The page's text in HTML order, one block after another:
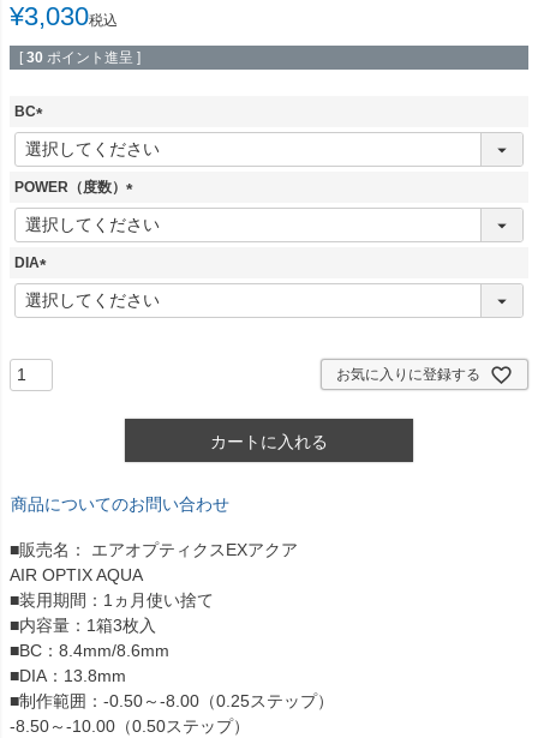
¥3,030税込
[ 30 ポイント進呈 ]
BC
(
必
須
POWER（度数）
(
必
DIA
(
必
お気に入りに登録する
カートに入れる
商品についてのお問い合わせ
■販売名： エアオプティクスEXアクア
AIR OPTIX AQUA
■装用期間：1ヵ月使い捨て
■内容量：1箱3枚入
■BC：8.4mm/8.6mm
■DIA：13.8mm
■制作範囲：-0.50～-8.00（0.25ステップ）
-8.50～-10.00（0.50ステップ）